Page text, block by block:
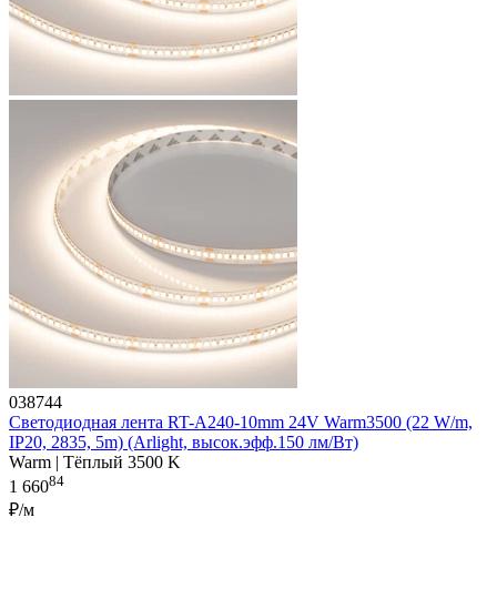
038744
Светодиодная лента RT-A240-10mm 24V Warm3500 (22 W/m,
IP20, 2835, 5m) (Arlight, высок.эфф.150 лм/Вт)
Warm | Тёплый 3500 K
1 66084
₽/м